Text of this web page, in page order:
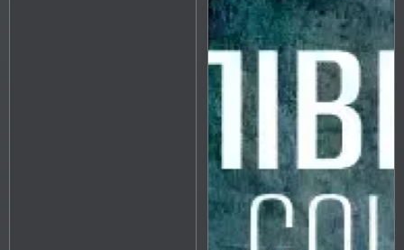
Entry filters